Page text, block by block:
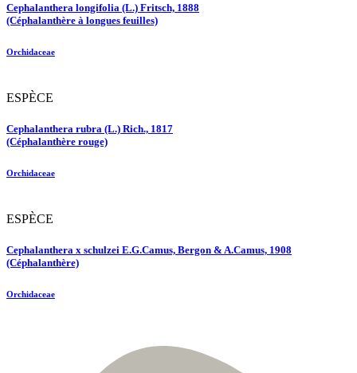
Cephalanthera longifolia (L.) Fritsch, 1888
(Céphalanthère à longues feuilles)
Orchidaceae
ESPÈCE
Cephalanthera rubra (L.) Rich., 1817
(Céphalanthère rouge)
Orchidaceae
ESPÈCE
Cephalanthera x schulzei E.G.Camus, Bergon & A.Camus, 1908
(Céphalanthère)
Orchidaceae